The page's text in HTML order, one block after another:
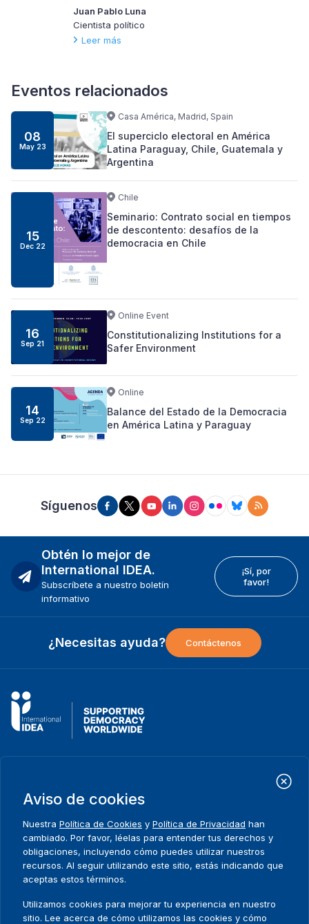
Juan Pablo Luna
Cientista político
Leer más
Eventos relacionados
08
May 23
Casa América, Madrid, Spain
El superciclo electoral en América
Latina Paraguay, Chile, Guatemala y
Argentina
15
Dec 22
Chile
Seminario: Contrato social en tiempos
de descontento: desafíos de la
democracia en Chile
16
Sep 21
Online Event
Constitutionalizing Institutions for a
Safer Environment
14
Sep 22
Online
Balance del Estado de la Democracia
en América Latina y Paraguay
Síguenos
Obtén lo mejor de
International IDEA.
Subscríbete a nuestro boletín
informativo
¡Sí, por
favor!
¿Necesitas ayuda? Contáctenos
Instituto Internacional para la Democracia y Asistencia Electoral
Strömsborgsbron 1
Suecia
Teléfono
+46 8 698 37 00
Footer
Inicio
Qué hacemos
Noticias y eventos
Aviso de cookies
Nuestra Política de Cookies y Política de Privacidad han
cambiado. Por favor, léelas para entender tus derechos y
obligaciones, incluyendo cómo puedes utilizar nuestros
recursos. Al seguir utilizando este sitio, estás indicando que
aceptas estos términos.
Utilizamos cookies para mejorar tu experiencia en nuestro
sitio. Lee acerca de cómo utilizamos las cookies y cómo